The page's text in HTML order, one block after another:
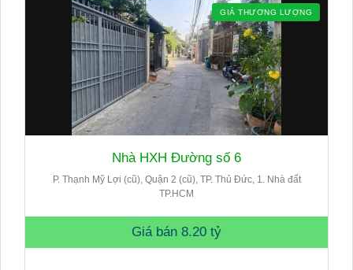
GIÁ THƯƠNG LƯỢNG
Nhà HXH Đường số 6
P. Thạnh Mỹ Lợi (cũ), Quận 2 (cũ), TP. Thủ Đức, 1. Nhà đất
TP.HCM
Giá bán 8.20 tỷ